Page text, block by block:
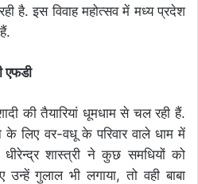
है. इस विवाह महोत्सव में मध्य प्रदेश
एफडी
की तैयारियां धूमधाम से चल रही हैं.
के लिए वर-वधू के परिवार वाले धाम में
शास्त्री ने कुछ समधियों को
गुलाल भी लगाया, तो वही बाबा